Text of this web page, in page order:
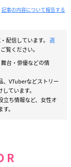
記事の内容について報告する
配信しています。 週
覧ください。
台・俳優などの情
、VTuberなどストリー
ています。
立ち情報など、女性オ
。